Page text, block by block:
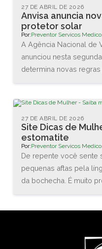
novas tecnologias
assistiram diversas
entre o homem e o
Anvisa anuncia
protetor solar
27 DE ABRIL DE 2026
Por:Preventor Servicos
A Agência Nacional de
anunciou nesta
determina novas
mínimo do Fator de
aumentar de 2 para 6,
UVA, que agora terá
valor do FPS declarado.
Site Dicas de
estomatite
27 DE ABRIL DE 2026
Por:Preventor Servicos
De repente você sente
pequenas aftas pela
da bochecha. É muito
estruturas da cavidade